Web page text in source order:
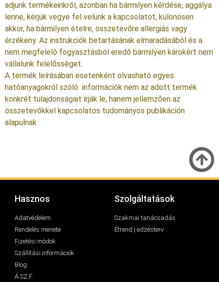
adjunk termékeinkről, azonban ha bármilyen kérdése, aggálya
lenne, kérjük vegye fel velünk a kapcsolatot, különösen
akkor, ha bármilyen ételre, összetevőre allergiás vagy
érzékeny. Az instrukciók betartásának elmaradásából és a
nem megfelelő fogyasztásból eredő bármilyen károkért nem
vállalunk felelősséget.
A termék leírásában esetenként olvasható egyes
hatóanyagokról szóló információk nem az adott termék
konkrét tulajdonságait írják le, hanem jellemzően az
összetevőkkel kapcsolatos tudományos publikáción
alapulnak
Hasznos
Adatvédelem
Rendelés menete
Fizetési módok
Szállítási információk
Blog
Á.SZ.F.
Szolgáltatások
Szakmai tanácsadás
Étrend | edzésterv